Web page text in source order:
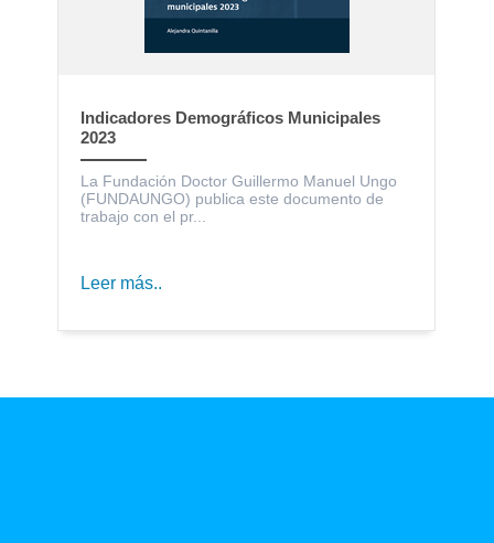
Indicadores Demográficos Municipales
2023
La Fundación Doctor Guillermo Manuel Ungo
(FUNDAUNGO) publica este documento de
trabajo con el pr...
Leer más..